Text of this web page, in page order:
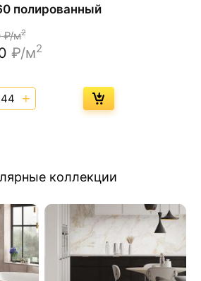
полированный
₽/м2
₽/м2
коллекции